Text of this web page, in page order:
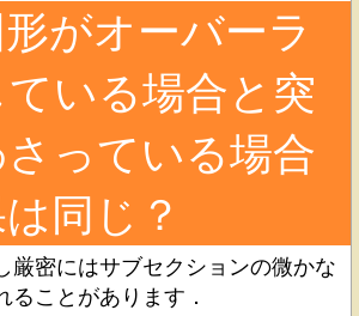
がオーバーラ
いる場合と突
っている場合
同じ？
厳密にはサブセクションの微かな
ことがあります．